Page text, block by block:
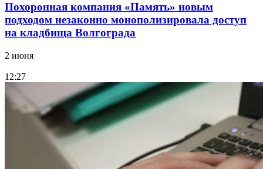
Похоронная компания «Память» новым
подходом незаконно монополизировала доступ
на кладбища Волгограда
2 июня
12:27